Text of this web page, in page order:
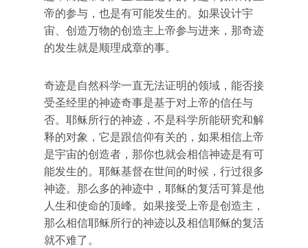
帝的参与，也是有可能发生的。如果设计宇
宙、创造万物的创造主上帝参与进来，那奇迹
的发生就是顺理成章的事。
奇迹是自然科学一直无法证明的领域，能否接
受圣经里的神迹奇事是基于对上帝的信任与
否。耶稣所行的神迹，不是科学所能研究和解
释的对象，它是跟信仰有关的，如果相信上帝
是宇宙的创造者，那你也就会相信神迹是有可
能发生的。耶稣基督在世间的时候，行过很多
神迹。那么多的神迹中，耶稣的复活可算是他
人生和使命的顶峰。如果接受上帝是创造主，
那么相信耶稣所行的神迹以及相信耶稣的复活
就不难了。